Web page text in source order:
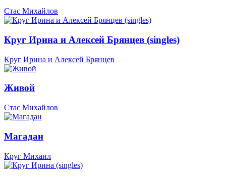
Стас Михайлов
Круг Ирина и Алексей Брянцев (singles)
Круг Ирина и Алексей Брянцев
Живой
Стас Михайлов
Магадан
Круг Михаил